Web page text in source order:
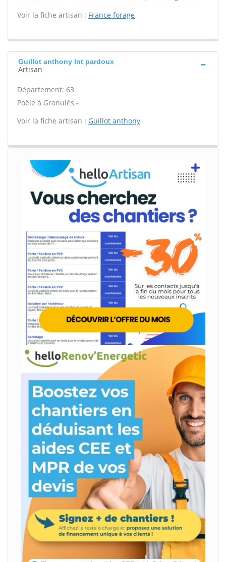
Voir la fiche artisan : France forage
Guillot anthony Int pardoux
Artisan
Département: 63
Poêle à Granulés -
Voir la fiche artisan : Guillot anthony